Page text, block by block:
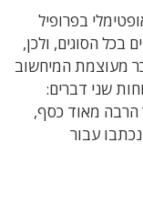
בפרופיל
בכל הסוגים, ולכן,
מעוצמת המיחשוב
שני דברים:
הרבה מאוד כסף,
עבור